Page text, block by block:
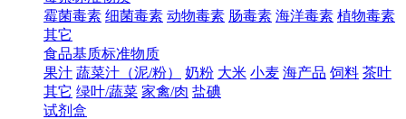
霉菌毒素 细菌毒素 动物毒素 肠毒素 海洋毒素 植物毒素
其它
食品基质标准物质
果汁 蔬菜汁（泥/粉） 奶粉 大米 小麦 海产品 饲料 茶叶
其它 绿叶/蔬菜 家禽/肉 盐碘
试剂盒